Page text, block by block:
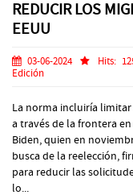
REDUCIR LOS
EEUU
03-06-2024 Hits:
Edición
La norma incluiría
a través de la frontera
Biden, quien en
busca de la reelección,
para reducir las
lo...